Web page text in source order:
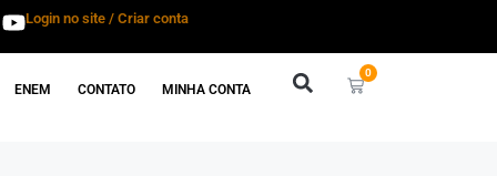
Login no site / Criar conta
ENEM CONTATO MINHA CONTA
0